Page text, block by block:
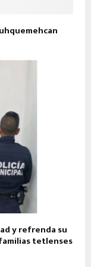
y refrenda su
tetlenses